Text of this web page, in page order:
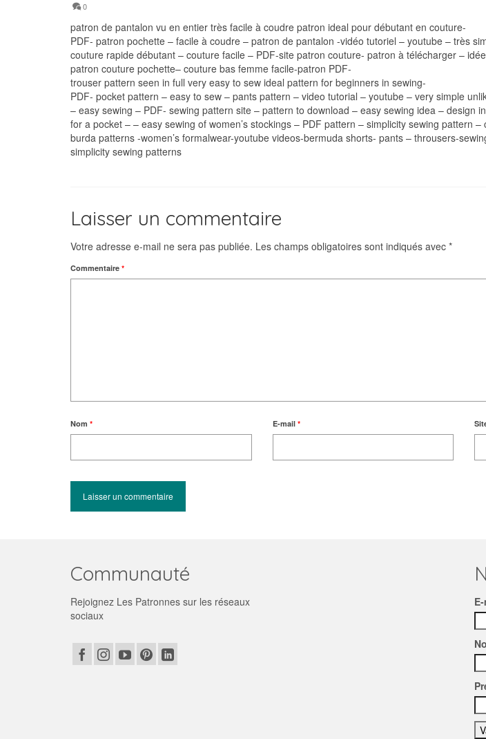
0
patron de pantalon vu en entier très facile à coudre patron ideal pour débutant en couture-
PDF- patron pochette – facile à coudre – patron de pantalon -vidéo tutoriel – youtube – très
couture rapide débutant – couture facile – PDF-site patron couture- patron à télécharger –
patron couture pochette– couture bas femme facile-patron PDF-
trouser pattern seen in full very easy to sew ideal pattern for beginners in sewing-
PDF- pocket pattern – easy to sew – pants pattern – video tutorial – youtube – very simple
– easy sewing – PDF- sewing pattern site – pattern to download – easy sewing idea –
for a pocket – – easy sewing of women’s stockings – PDF pattern – simplicity sewing pattern
burda patterns -women’s formalwear-youtube videos-bermuda shorts- pants – throusers-
simplicity sewing patterns
Laisser un commentaire
Votre adresse e-mail ne sera pas publiée. Les champs obligatoires sont indiqués avec *
Commentaire *
Nom * E-mail *
Communauté
Rejoignez Les Patronnes sur les réseaux
sociaux